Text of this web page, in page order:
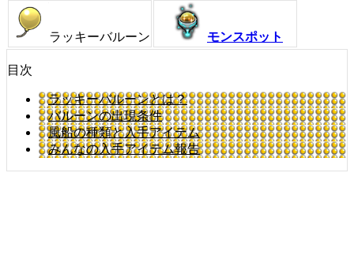
ラッキーバルーン モンスポット
目次
ラッキーバルーンとは？
バルーンの出現条件
風船の種類と入手アイテム
みんなの入手アイテム報告